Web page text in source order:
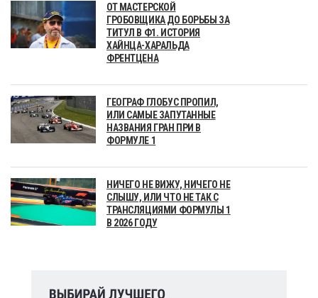
ОТ МАСТЕРСКОЙ
ГРОБОВЩИКА ДО БОРЬБЫ ЗА
ТИТУЛ В Ф1. ИСТОРИЯ
ХАЙНЦА-ХАРАЛЬДА
ФРЕНТЦЕНА
ГЕОГРАФ ГЛОБУС ПРОПИЛ,
ИЛИ САМЫЕ ЗАПУТАННЫЕ
НАЗВАНИЯ ГРАН ПРИ В
ФОРМУЛЕ 1
НИЧЕГО НЕ ВИЖУ, НИЧЕГО НЕ
СЛЫШУ, ИЛИ ЧТО НЕ ТАК С
ТРАНСЛЯЦИЯМИ ФОРМУЛЫ 1
В 2026 ГОДУ